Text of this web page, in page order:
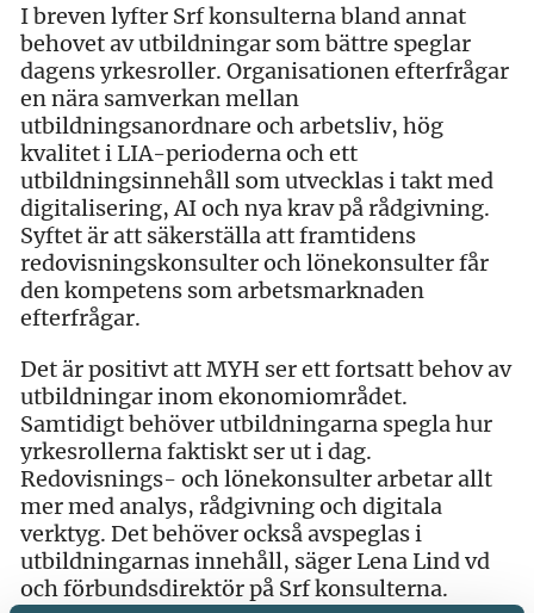
I breven lyfter Srf konsulterna bland annat
behovet av utbildningar som bättre speglar
dagens yrkesroller. Organisationen efterfrågar
en nära samverkan mellan
utbildningsanordnare och arbetsliv, hög
kvalitet i LIA-perioderna och ett
utbildningsinnehåll som utvecklas i takt med
digitalisering, AI och nya krav på rådgivning.
Syftet är att säkerställa att framtidens
redovisningskonsulter och lönekonsulter får
den kompetens som arbetsmarknaden
efterfrågar.
Det är positivt att MYH ser ett fortsatt behov av
utbildningar inom ekonomiområdet.
Samtidigt behöver utbildningarna spegla hur
yrkesrollerna faktiskt ser ut i dag.
Redovisnings- och lönekonsulter arbetar allt
mer med analys, rådgivning och digitala
verktyg. Det behöver också avspeglas i
utbildningarnas innehåll, säger Lena Lind vd
och förbundsdirektör på Srf konsulterna.